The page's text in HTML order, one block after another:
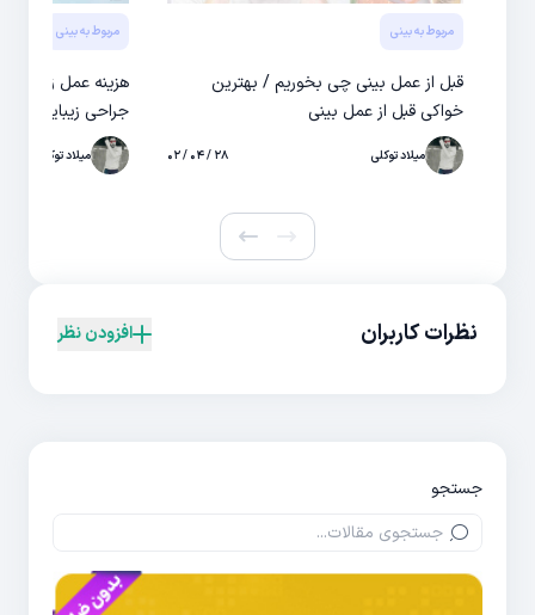
مربوط به بینی
قبل از عمل بینی چی بخوریم / بهترین
خواکی قبل از عمل بینی
میلاد توکلی ۲۸ / ۰۴ / ۰۲
مربوط به بینی
هزینه عمل زیبایی
جراحی زیبایی بینی
میلاد توکلی
نظرات کاربران افزودن نظر
جستجو